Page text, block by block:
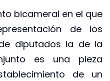
bicameral en el que
de los
diputados la de la
es una pieza
de un